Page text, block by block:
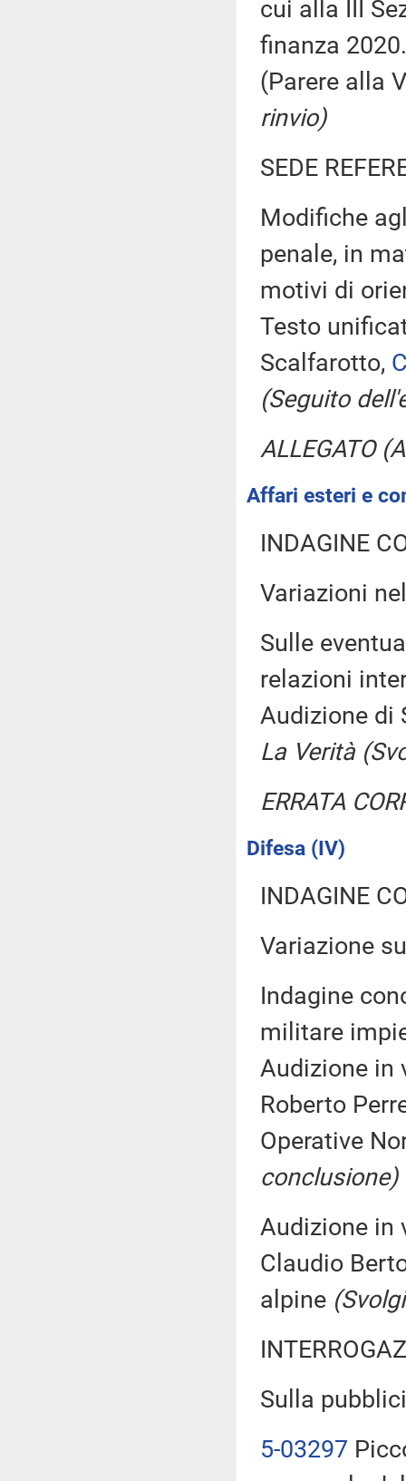
cui alla III
finanza
(Parere alla
rinvio)
SEDE
Modifiche
penale, in
motivi di
Testo
Scalfarotto,
(Seguito
ALLEGATO
Affari esteri e
INDAGINE
Variazioni
Sulle
relazioni
Audizione di
La Verità
ERRATA
Difesa (IV)
INDAGINE
Variazione
Indagine
militare
Audizione in
Roberto
Operative
conclusione)
Audizione in
Claudio
alpine
Sulla
5-03297